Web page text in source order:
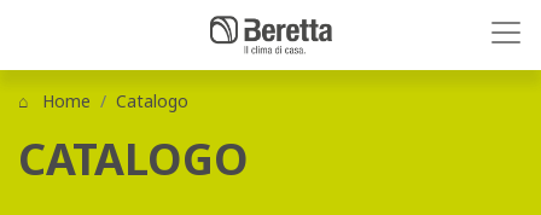
Home Catalogo
CATALOGO